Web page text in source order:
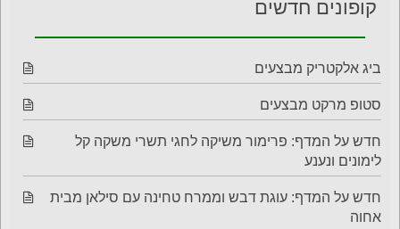
קופונים חדשים
ביג אלקטריק מבצעים
סטופ מרקט מבצעים
חדש על המדף: פרימור משיקה לחגי תשרי משקה קל
לימונים ונענע
חדש על המדף: עוגת דבש וממרח טחינה עם סילאן מבית
אחוה